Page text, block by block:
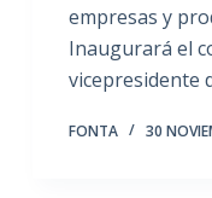
empresas y
Inaugurará el
vicepresidente
FONTA 30